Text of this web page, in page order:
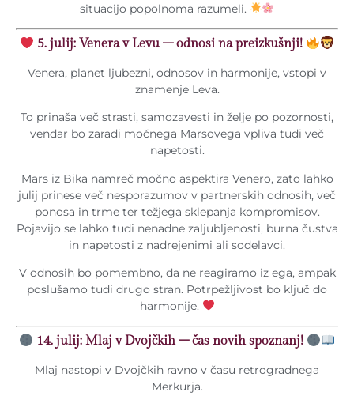
situacijo popolnoma razumeli.
5. julij: Venera v Levu – odnosi na preizkušnji!
Venera, planet ljubezni, odnosov in harmonije, vstopi v
znamenje Leva.
To prinaša več strasti, samozavesti in želje po pozornosti,
vendar bo zaradi močnega Marsovega vpliva tudi več
napetosti.
Mars iz Bika namreč močno aspektira Venero, zato lahko
julij prinese več nesporazumov v partnerskih odnosih, več
ponosa in trme ter težjega sklepanja kompromisov.
Pojavijo se lahko tudi nenadne zaljubljenosti, burna čustva
in napetosti z nadrejenimi ali sodelavci.
V odnosih bo pomembno, da ne reagiramo iz ega, ampak
poslušamo tudi drugo stran. Potrpežljivost bo ključ do
harmonije.
14. julij: Mlaj v Dvojčkih – čas novih spoznanj!
Mlaj nastopi v Dvojčkih ravno v času retrogradnega
Merkurja.